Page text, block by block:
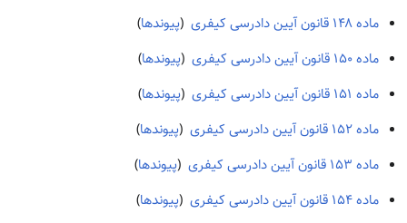
ماده ۱۴۸ قانون آیین دادرسی کیفری
‏
(پیوندها)
ماده ۱۵۰ قانون آیین دادرسی کیفری
‏
(پیوندها)
ماده ۱۵۱ قانون آیین دادرسی کیفری
‏
(پیوندها)
ماده ۱۵۲ قانون آیین دادرسی کیفری
‏
(پیوندها)
ماده ۱۵۳ قانون آیین دادرسی کیفری
‏
(پیوندها)
ماده ۱۵۴ قانون آیین دادرسی کیفری
‏
(پیوندها)